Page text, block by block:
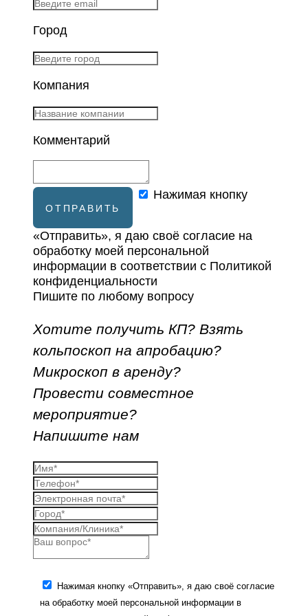
Город
Компания
Комментарий
ОТПРАВИТЬ
Нажимая кнопку
«Отправить», я даю своё согласие на
обработку моей персональной
информации в соответствии с Политикой
конфиденциальности
Пишите по любому вопросу
Хотите получить КП? Взять
кольпоскоп на апробацию?
Микроскоп в аренду?
Провести совместное
мероприятие?
Напишите нам
Нажимая кнопку «Отправить», я даю своё согласие
на обработку моей персональной информации в